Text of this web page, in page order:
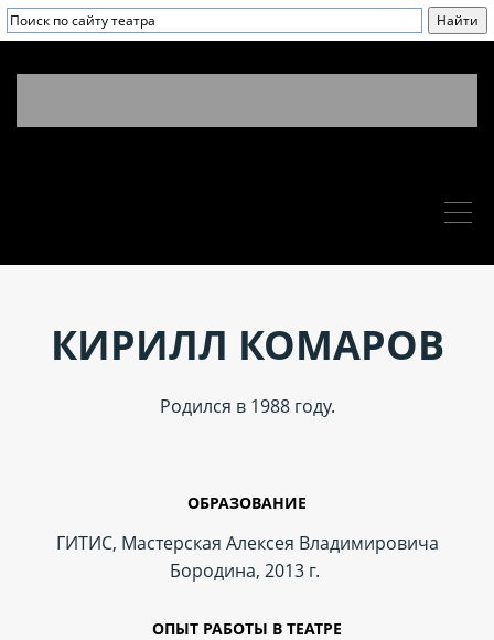
КИРИЛЛ КОМАРОВ
Родился в 1988 году.
ОБРАЗОВАНИЕ
ГИТИС, Мастерская Алексея Владимировича
Бородина, 2013 г.
ОПЫТ РАБОТЫ В ТЕАТРЕ